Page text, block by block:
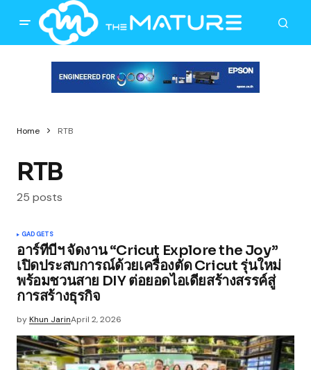
Home RTB
RTB
25 posts
GADGETS
อาร์ทีบีฯ จัดงาน “Cricut Explore the Joy”
เปิดประสบการณ์ด้วยเครื่องตัด Cricut รุ่นใหม่
พร้อมชวนสาย DIY ต่อยอดไอเดียสร้างสรรค์สู่
การสร้างธุรกิจ
byKhun JarinApril 2, 2026